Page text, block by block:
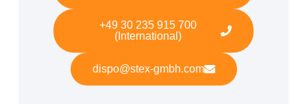
+49 30 235 915 700
(International)
dispo@stex-gmbh.com